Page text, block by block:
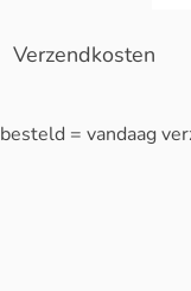
Verzendkosten
besteld = vandaag